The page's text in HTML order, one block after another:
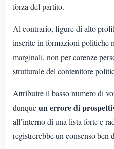
forza del partito.
Al contrario, figure di alto
inserite in formazioni politiche
marginali, non per carenze
strutturale del contenitore
Attribuire il basso numero di
dunqueun errore di
all’interno di una lista forte e
registrerebbe un consenso ben